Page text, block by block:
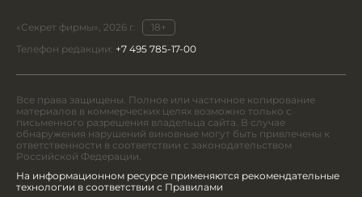
«Секрет фирмы», 2026 г.
18+
Телефон редакции: +7 495 785-17-00
Все права защищены. Полное или частичное копирование
материалов в коммерческих целях возможно только с
письменного разрешения владельца сайта. В случае
обнаружения нарушений виновные могут быть привлечены к
ответственности в соответствии с законодательством
Российской Федерации.
На информационном ресурсе применяются рекомендательные
технологии в соответствии с Правилами